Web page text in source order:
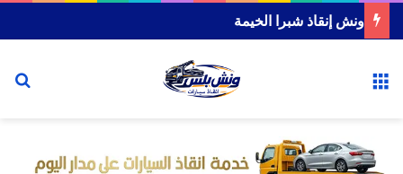
ونش إنقاذ شبرا الخيمة